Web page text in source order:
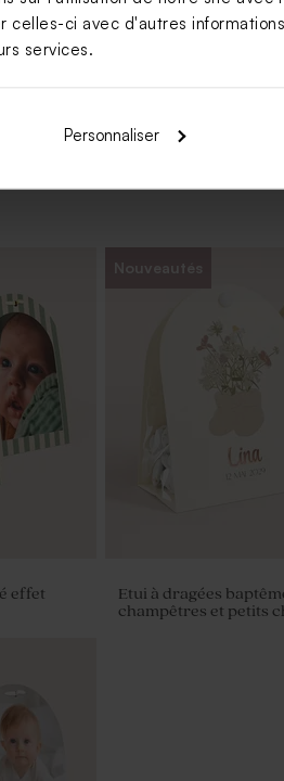
ci avec d'autres
services.
Personnaliser
effet
Nouveautés
Etui à dragées
champêtres et petits